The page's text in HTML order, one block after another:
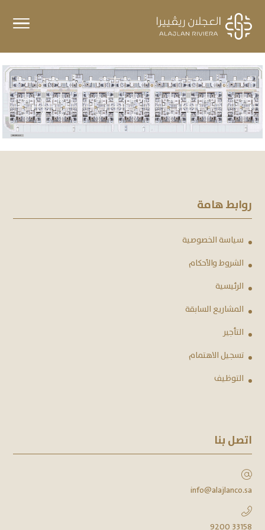
روابط هامة
سياسة الخصوصية
الشروط والأحكام
الرئيسية
المشاريع السابقة
التأجير
تسجيل الاهتمام
التوظيف
اتصل بنا
info@alajlanco.sa
9200 33158